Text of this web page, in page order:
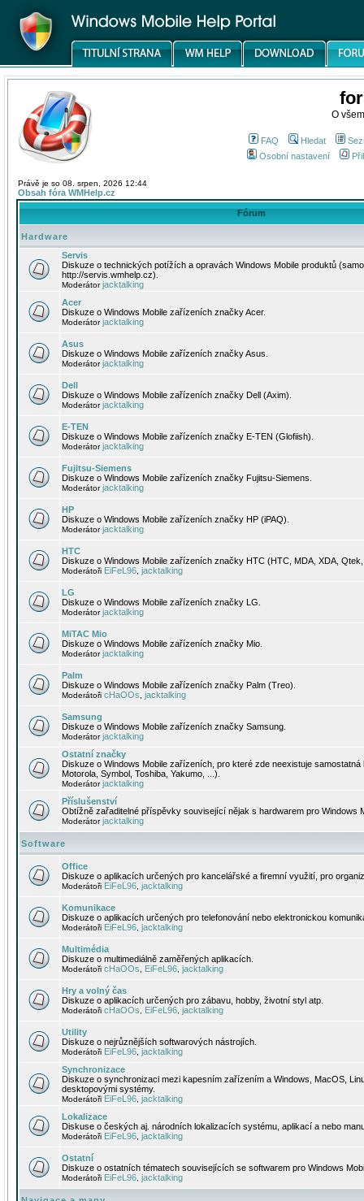
O
FAQ Hledat
Osobní nastavení
Právě je so 08. srpen, 2026 12:44
Obsah fóra WMHelp.cz
Fórum
Hardware
Servis
Diskuze o technických potížích a opravách Windows Mobile produktů
http://servis.wmhelp.cz).
Moderátorjacktalking
Acer
Diskuze o Windows Mobile zařízeních značky Acer.
Moderátorjacktalking
Asus
Diskuze o Windows Mobile zařízeních značky Asus.
Moderátorjacktalking
Dell
Diskuze o Windows Mobile zařízeních značky Dell (Axim).
Moderátorjacktalking
E-TEN
Diskuze o Windows Mobile zařízeních značky E-TEN (Glofiish).
Moderátorjacktalking
Fujitsu-Siemens
Diskuze o Windows Mobile zařízeních značky Fujitsu-Siemens.
Moderátorjacktalking
HP
Diskuze o Windows Mobile zařízeních značky HP (iPAQ).
Moderátorjacktalking
HTC
Diskuze o Windows Mobile zařízeních značky HTC (HTC, MDA, XDA,
Moderátoři EiFeL96 jacktalking
LG
Diskuze o Windows Mobile zařízeních značky LG.
Moderátorjacktalking
MiTAC Mio
Diskuze o Windows Mobile zařízeních značky Mio.
Moderátorjacktalking
Palm
Diskuze o Windows Mobile zařízeních značky Palm (Treo).
Moderátoři cHaOOs jacktalking
Samsung
Diskuze o Windows Mobile zařízeních značky Samsung.
Moderátorjacktalking
Ostatní značky
Diskuze o Windows Mobile zařízeních, pro které zde neexistuje
Motorola, Symbol, Toshiba, Yakumo, ...).
Moderátorjacktalking
Příslušenství
Obtížně zařaditelné příspěvky související nějak s hardwarem pro Windows
Moderátorjacktalking
Software
Office
Diskuze o aplikacích určených pro kancelářské a firemní využití, pro
Moderátoři EiFeL96 jacktalking
Komunikace
Diskuze o aplikacích určených pro telefonování nebo elektronickou
Moderátoři EiFeL96 jacktalking
Multimédia
Diskuze o multimediálně zaměřených aplikacích.
Moderátoři cHaOOs EiFeL96 jacktalking
Hry a volný čas
Diskuze o aplikacích určených pro zábavu, hobby, životní styl atp.
Moderátoři cHaOOs EiFeL96 jacktalking
Utility
Diskuze o nejrůznějších softwarových nástrojích.
Moderátoři EiFeL96 jacktalking
Synchronizace
Diskuze o synchronizaci mezi kapesním zařízením a Windows, MacOS,
desktopovými systémy.
Moderátoři EiFeL96 jacktalking
Lokalizace
Diskuse o českých aj. národních lokalizacích systému, aplikací a nebo
Moderátoři EiFeL96 jacktalking
Ostatní
Diskuze o ostatních tématech souvisejících se softwarem pro Windows
Moderátoři EiFeL96 jacktalking